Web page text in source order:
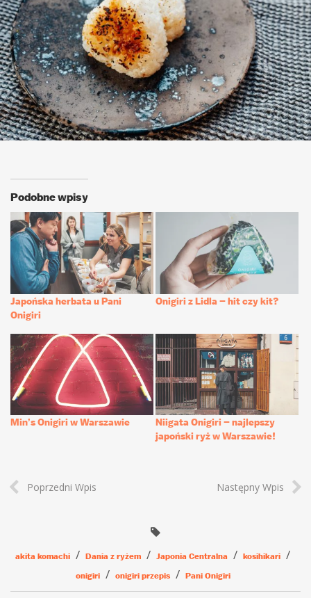
Podobne wpisy
Japońska herbata u Pani
Onigiri
Onigiri z Lidla – hit czy kit?
Min’s Onigiri w Warszawie
Niigata Onigiri – najlepszy
japoński ryż w Warszawie!
Poprzedni Wpis Następny Wpis
akita komachi Dania z ryżem Japonia Centralna
kosihikari
onigiri
onigiri przepis Pani Onigiri